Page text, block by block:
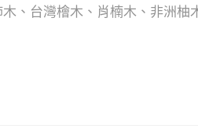
、台灣檜木、肖楠木、非洲柚